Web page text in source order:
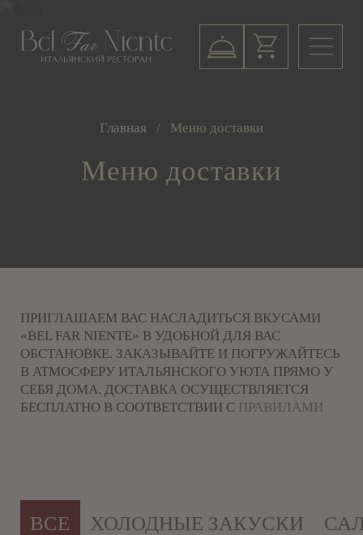
Главная Меню доставки
Меню доставки
ПРИГЛАШАЕМ ВАС НАСЛАДИТЬСЯ ВКУСАМИ
«BEL FAR NIENTE» В УДОБНОЙ ДЛЯ ВАС
ОБСТАНОВКЕ. ЗАКАЗЫВАЙТЕ И ПОГРУЖАЙТЕСЬ
В АТМОСФЕРУ ИТАЛЬЯНСКОГО УЮТА ПРЯМО У
СЕБЯ ДОМА. ДОСТАВКА ОСУЩЕСТВЛЯЕТСЯ
БЕСПЛАТНО В СООТВЕТСТВИИ С ПРАВИЛАМИ
ВСЕ ХОЛОДНЫЕ ЗАКУСКИ